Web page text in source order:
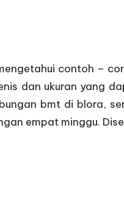
contoh –
dan ukuran yang
bmt di blora,
empat minggu.